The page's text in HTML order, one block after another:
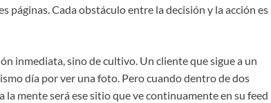
páginas. Cada obstáculo entre la decisión y la acción es
inmediata, sino de cultivo. Un cliente que sigue a un
día por ver una foto. Pero cuando dentro de dos
la mente será ese sitio que ve continuamente en su feed